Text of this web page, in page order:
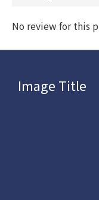
No review for this
Image Title